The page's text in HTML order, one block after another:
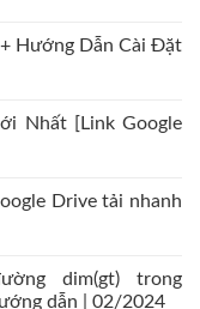
Hướng Dẫn Cài Đặt
Nhất [Link Google
Drive tải nhanh
dim(gt) trong
dẫn | 02/2024